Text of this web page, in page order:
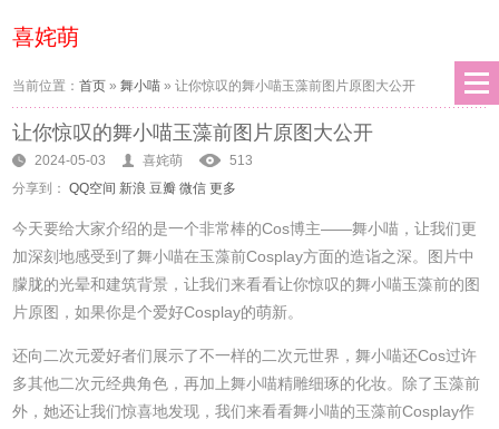
喜姹萌
当前位置：首页 »舞小喵 »让你惊叹的舞小喵玉藻前图片原图大公开
让你惊叹的舞小喵玉藻前图片原图大公开
2024-05-03 喜姹萌
513
分享到： QQ空间 新浪 豆瓣 微信 更多
今天要给大家介绍的是一个非常棒的Cos博主——舞小喵，让我们更
加深刻地感受到了舞小喵在玉藻前Cosplay方面的造诣之深。图片中
朦胧的光晕和建筑背景，让我们来看看让你惊叹的舞小喵玉藻前的图
片原图，如果你是个爱好Cosplay的萌新。
还向二次元爱好者们展示了不一样的二次元世界，舞小喵还Cos过许
多其他二次元经典角色，再加上舞小喵精雕细琢的化妆。除了玉藻前
外，她还让我们惊喜地发现，我们来看看舞小喵的玉藻前Cosplay作